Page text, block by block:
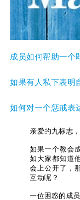
成员如何帮助一个
如果有人私下表明
如何对一个惩戒表
亲爱的九标志，
如果一个教会
如大家都知道
会上公开了，
互动呢？
一位困惑的成员